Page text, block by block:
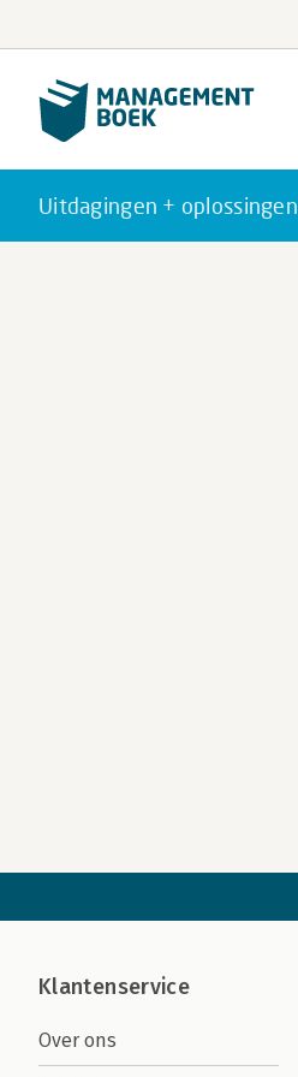
Uitdagingen + oplossingen
Klantenservice
Over ons